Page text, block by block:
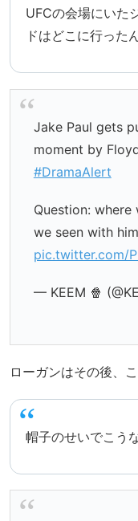
UFCの会場にいた
ドはどこに行った
Jake Paul gets
moment by
#DramaAlert
Question: where
we seen with
pic.twitter.com/
— KEEM 🍿
ローガンはその後、
帽子のせいでこう